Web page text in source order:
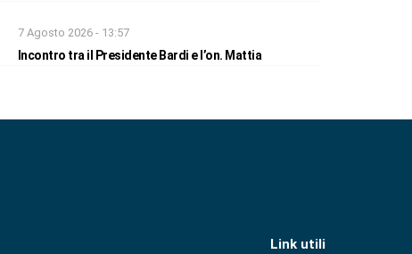
7 Agosto 2026 - 13:57
Incontro tra il Presidente Bardi e l’on. Mattia
Link utili